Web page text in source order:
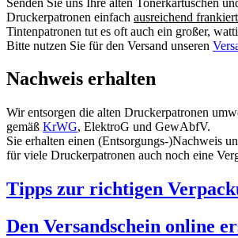
Druckerpatronen einfach ausreichend frankiert
Tintenpatronen tut es oft auch ein großer,
Bitte nutzen Sie für den Versand unseren
Nachweis erhalten
Wir entsorgen die alten Druckerpatronen
gemäß KrWG, ElektroG und GewAbfV.
Sie erhalten einen (Entsorgungs-)Nachweis
für viele Druckerpatronen auch noch eine
Tipps zur richtigen
Den Versandschein online